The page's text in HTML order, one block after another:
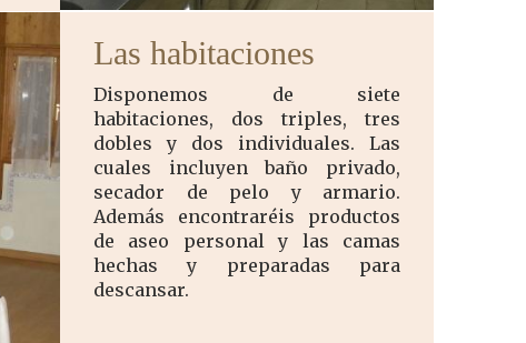
Las habitaciones
Disponemos de siete
habitaciones, dos triples, tres
dobles y dos individuales. Las
cuales incluyen baño privado,
secador de pelo y armario.
Además encontraréis productos
de aseo personal y las camas
hechas y preparadas para
descansar.